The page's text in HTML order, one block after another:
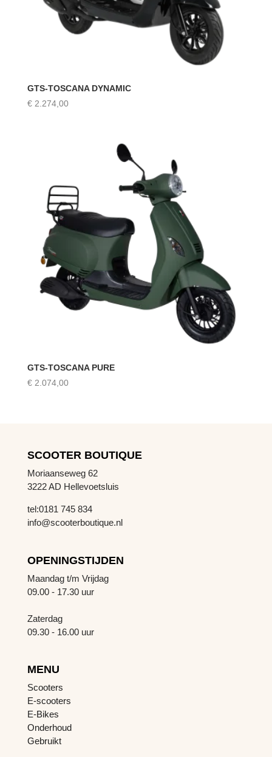
GTS-TOSCANA DYNAMIC
€2.274,00
GTS-TOSCANA PURE
€2.074,00
SCOOTER BOUTIQUE
Moriaanseweg 62
3222 AD Hellevoetsluis
tel:0181 745 834
info@scooterboutique.nl
OPENINGSTIJDEN
Maandag t/m Vrijdag
09.00 - 17.30 uur
Zaterdag
09.30 - 16.00 uur
MENU
Scooters
E-scooters
E-Bikes
Onderhoud
Gebruikt